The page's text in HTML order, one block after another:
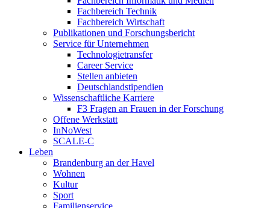
Fachbereich Technik
Fachbereich Wirtschaft
Publikationen und Forschungsbericht
Service für Unternehmen
Technologietransfer
Career Service
Stellen anbieten
Deutschlandstipendien
Wissenschaftliche Karriere
F3 Fragen an Frauen in der Forschung
Offene Werkstatt
InNoWest
SCALE-C
Leben
Brandenburg an der Havel
Wohnen
Kultur
Sport
Familienservice